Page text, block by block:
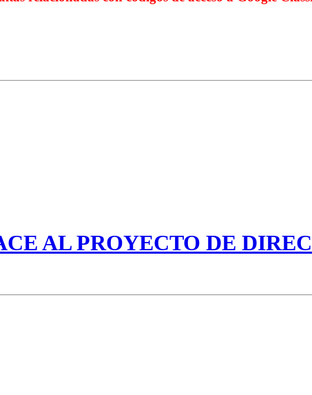
AL PROYECTO DE